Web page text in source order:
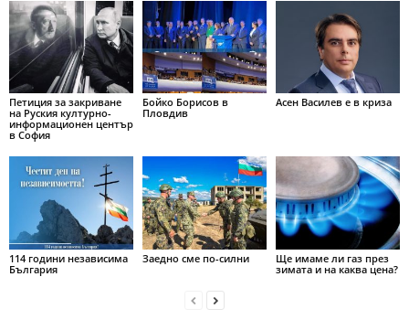
Петиция за закриване
на Руския културно-
информационен център
в София
Бойко Борисов в
Пловдив
Асен Василев е в криза
114 години независима
България
Заедно сме по-силни
Ще имаме ли газ през
зимата и на каква цена?